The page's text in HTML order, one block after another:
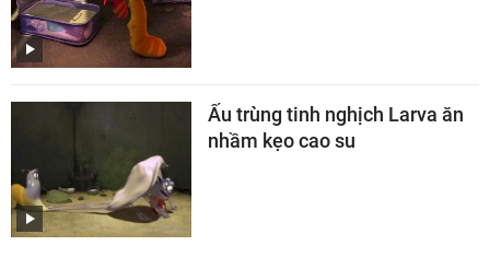
Ấu trùng tinh nghịch Larva ăn
nhầm kẹo cao su